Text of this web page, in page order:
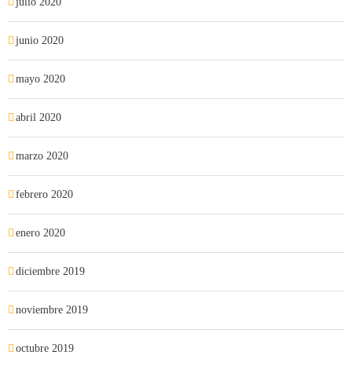
junio 2020
mayo 2020
abril 2020
marzo 2020
febrero 2020
enero 2020
diciembre 2019
noviembre 2019
octubre 2019